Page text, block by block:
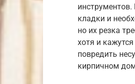
кладки и
но их резка
хотя и
повредить
кирпичном